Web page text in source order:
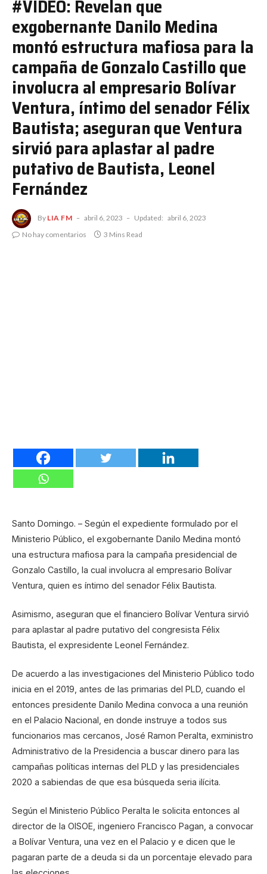
#VIDEO: Revelan que
exgobernante Danilo Medina
montó estructura mafiosa para la
campaña de Gonzalo Castillo que
involucra al empresario Bolívar
Ventura, íntimo del senador Félix
Bautista; aseguran que Ventura
sirvió para aplastar al padre
putativo de Bautista, Leonel
Fernández
By LIA FM abril 6, 2023 Updated: abril 6, 2023
No hay comentarios
3 Mins Read
Santo Domingo. – Según el expediente formulado por el
Ministerio Público, el exgobernante Danilo Medina montó
una estructura mafiosa para la campaña presidencial de
Gonzalo Castillo, la cual involucra al empresario Bolívar
Ventura, quien es íntimo del senador Félix Bautista.
Asimismo, aseguran que el financiero Bolívar Ventura sirvió
para aplastar al padre putativo del congresista Félix
Bautista, el expresidente Leonel Fernández.
De acuerdo a las investigaciones del Ministerio Público todo
inicia en el 2019, antes de las primarias del PLD, cuando el
entonces presidente Danilo Medina convoca a una reunión
en el Palacio Nacional, en donde instruye a todos sus
funcionarios mas cercanos, José Ramon Peralta, exministro
Administrativo de la Presidencia a buscar dinero para las
campañas políticas internas del PLD y las presidenciales
2020 a sabiendas de que esa búsqueda seria ilícita.
Según el Ministerio Público Peralta le solicita entonces al
director de la OISOE, ingeniero Francisco Pagan, a convocar
a Bolívar Ventura, una vez en el Palacio y e dicen que le
pagaran parte de a deuda si da un porcentaje elevado para